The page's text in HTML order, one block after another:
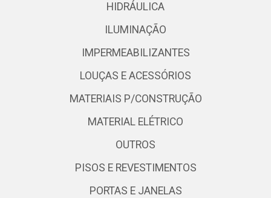
HIDRÁULICA
ILUMINAÇÃO
IMPERMEABILIZANTES
LOUÇAS E ACESSÓRIOS
MATERIAIS P/CONSTRUÇÃO
MATERIAL ELÉTRICO
OUTROS
PISOS E REVESTIMENTOS
PORTAS E JANELAS